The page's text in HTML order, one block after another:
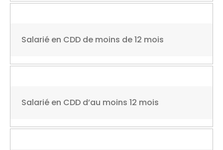
Salarié en CDD de moins de 12 mois
Salarié en CDD d’au moins 12 mois